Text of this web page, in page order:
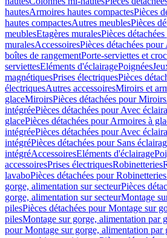
hautesArmoires hautes compactesPièces
hautes compactesAutres meublesPièces
meublesEtagères muralesPièces
muralesAccessoiresPièces détachées pour
boîtes de rangementPorte-serviettes et
serviettesEléments d'éclairagePoignées
magnétiquesPrises électriquesPièces
électriquesAutres accessoiresMiroirs et
glaceMiroirsPièces détachées pour Miroirs
intégréePièces détachées pour Avec
glacePièces détachées pour Armoires à
intégréePièces détachées pour Avec
intégréPièces détachées pour Sans
intégréAccessoiresEléments d'éclairage
accessoiresPrises électriquesRobinetteries
lavaboPièces détachées pour
gorge, alimentation sur secteurPièces
gorge, alimentation sur secteurMontage
pilesPièces détachées pour Montage sur
pilesMontage sur gorge, alimentation par
pour Montage sur gorge, alimentation par